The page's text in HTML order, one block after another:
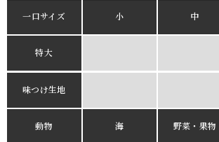
一口サイズ 小 中
特大
味つけ生地
動物 海 野菜・果物